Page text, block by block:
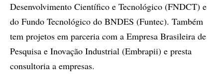
Desenvolvimento Científico e Tecnológico (FNDCT) e
do Fundo Tecnológico do BNDES (Funtec). Também
tem projetos em parceria com a Empresa Brasileira de
Pesquisa e Inovação Industrial (Embrapii) e presta
consultoria a empresas.